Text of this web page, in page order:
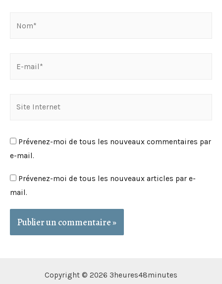
Prévenez-moi de tous les nouveaux commentaires par
e-mail.
Prévenez-moi de tous les nouveaux articles par e-
mail.
Copyright © 2026 3heures48minutes